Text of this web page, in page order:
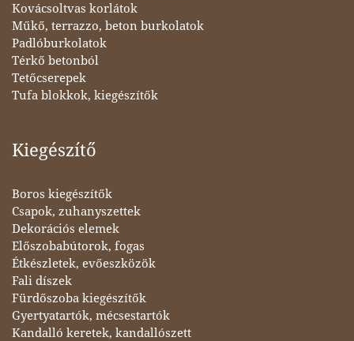
Kovácsoltvas korlátok
Műkő, terrazzo, beton burkolatok
Padlóburkolatok
Térkő betonból
Tetőcserepek
Tufa blokkok, kiegészítők
Kiegészítő
Boros kiegészítők
Csapok, zuhanyszettek
Dekorációs elemek
Előszobabútorok, fogas
Étkészletek, evőeszközök
Fali díszek
Fürdőszoba kiegészítők
Gyertyatartók, mécsestartók
Kandalló keretek, kandallószett